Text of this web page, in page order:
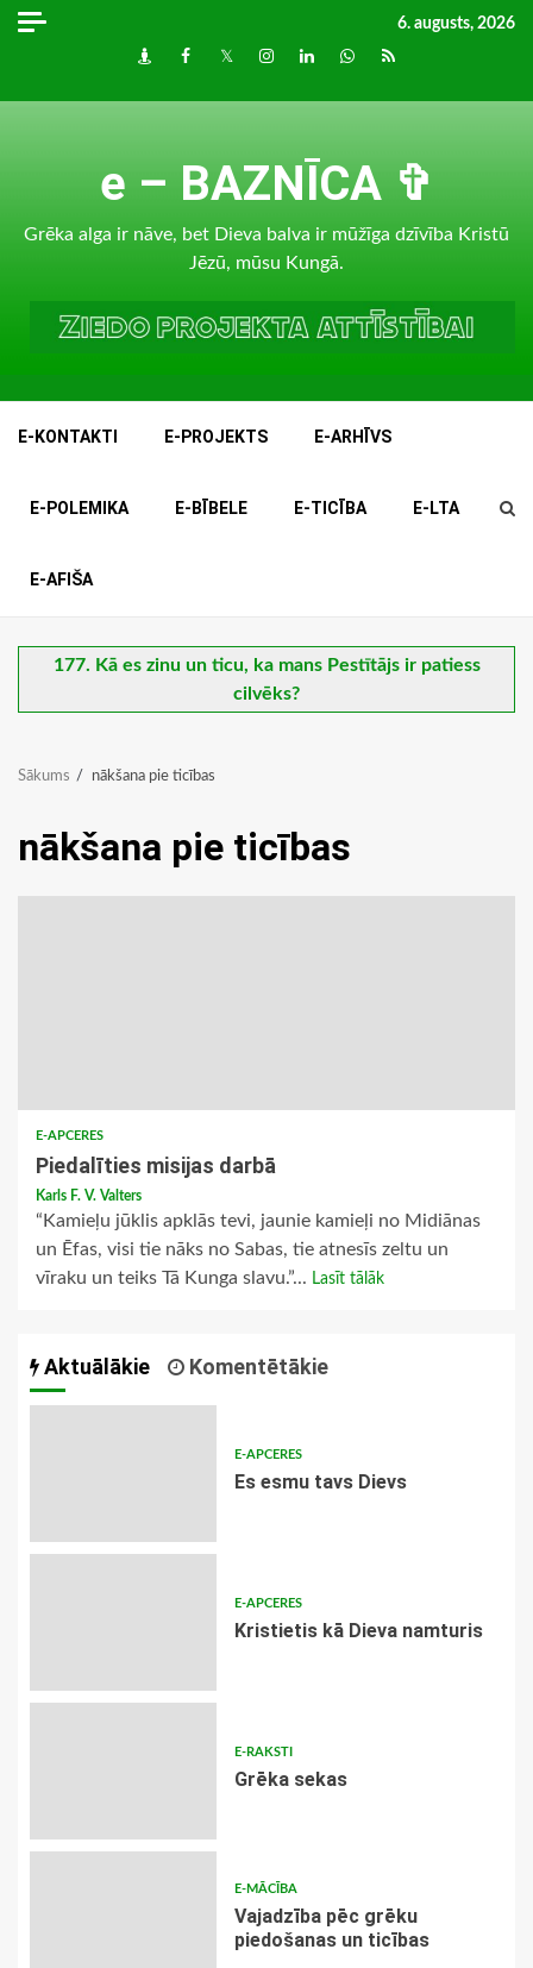
Skip
6. augusts, 2026
DraugiemFacebook
TwitterInstagram
LinkedInwhatsapp
RSS
e – BAZNĪCA ✞
Grēka alga ir nāve, bet Dieva balva ir mūžīga dzīvība Kristū
Jēzū, mūsu Kungā.
E-KONTAKTI E-PROJEKTS E-ARHĪVS
E-POLEMIKA E-BĪBELE E-TICĪBA E-LTA
E-AFIŠA
177. Kā es zinu un ticu, ka mans Pestītājs ir patiess
cilvēks?
Sākums nākšana pie ticības
nākšana pie ticības
E-APCERES
Piedalīties misijas darbā
Karls F. V. Valters
“Kamieļu jūklis apklās tevi, jaunie kamieļi no Midiānas
un Ēfas, visi tie nāks no Sabas, tie atnesīs zeltu un
vīraku un teiks Tā Kunga slavu.”... Lasīt tālāk
Aktuālākie Komentētākie
E-APCERES
Es esmu tavs Dievs
E-APCERES
Kristietis kā Dieva namturis
E-RAKSTI
Grēka sekas
E-MĀCĪBA
Vajadzība pēc grēku
piedošanas un ticības